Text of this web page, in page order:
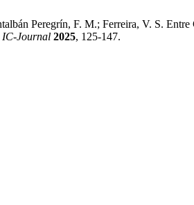
Peregrín, F. M.; Ferreira, V. S.
IC-Journal 2025, 125-147.